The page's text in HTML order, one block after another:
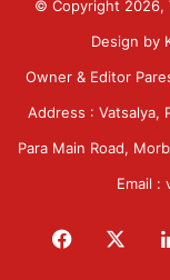
© Copyright 2026,
Design by
Owner & Editor
Address : Vatsalya,
Para Main Road,
Email :
Facebook